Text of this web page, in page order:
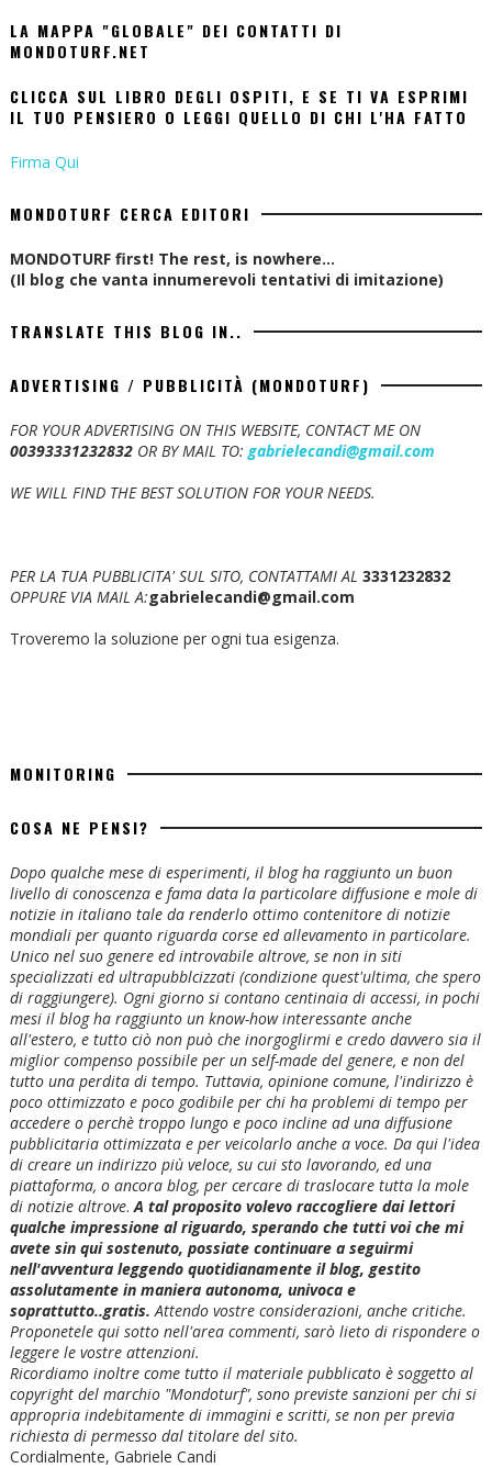
LA MAPPA "GLOBALE" DEI CONTATTI DI
MONDOTURF.NET
CLICCA SUL LIBRO DEGLI OSPITI, E SE TI VA ESPRIMI
IL TUO PENSIERO O LEGGI QUELLO DI CHI L'HA FATTO
Firma Qui
MONDOTURF CERCA EDITORI
MONDOTURF first! The rest, is nowhere...
(Il blog che vanta innumerevoli tentativi di imitazione)
TRANSLATE THIS BLOG IN..
ADVERTISING / PUBBLICITÀ (MONDOTURF)
FOR YOUR ADVERTISING ON THIS WEBSITE, CONTACT ME ON
00393331232832OR BY MAIL TO: gabrielecandi@gmail.com
WE WILL FIND THE BEST SOLUTION FOR YOUR NEEDS.
PER LA TUA PUBBLICITA' SUL SITO, CONTATTAMI AL 3331232832
OPPURE VIA MAIL A:gabrielecandi@gmail.com
Troveremo la soluzione per ogni tua esigenza.
MONITORING
COSA NE PENSI?
Dopo qualche mese di esperimenti, il blog ha raggiunto un buon
livello di conoscenza e fama data la particolare diffusione e mole di
notizie in italiano tale da renderlo ottimo contenitore di notizie
mondiali per quanto riguarda corse ed allevamento in particolare.
Unico nel suo genere ed introvabile altrove, se non in siti
specializzati ed ultrapubblcizzati (condizione quest'ultima, che spero
di raggiungere). Ogni giorno si contano centinaia di accessi, in pochi
mesi il blog ha raggiunto un know-how interessante anche
all'estero, e tutto ciò non può che inorgoglirmi e credo davvero sia il
miglior compenso possibile per un self-made del genere, e non del
tutto una perdita di tempo. Tuttavia, opinione comune, l'indirizzo è
poco ottimizzato e poco godibile per chi ha problemi di tempo per
accedere o perchè troppo lungo e poco incline ad una diffusione
pubblicitaria ottimizzata e per veicolarlo anche a voce. Da qui l'idea
di creare un indirizzo più veloce, su cui sto lavorando, ed una
piattaforma, o ancora blog, per cercare di traslocare tutta la mole
di notizie altrove. A tal proposito volevo raccogliere dai lettori
qualche impressione al riguardo, sperando che tutti voi che mi
avete sin qui sostenuto, possiate continuare a seguirmi
nell'avventura leggendo quotidianamente il blog, gestito
assolutamente in maniera autonoma, univoca e
soprattutto..gratis. Attendo vostre considerazioni, anche critiche.
Proponetele qui sotto nell'area commenti, sarò lieto di rispondere o
leggere le vostre attenzioni.
Ricordiamo inoltre come tutto il materiale pubblicato è soggetto al
copyright del marchio "Mondoturf", sono previste sanzioni per chi si
appropria indebitamente di immagini e scritti, se non per previa
richiesta di permesso dal titolare del sito.
Cordialmente, Gabriele Candi